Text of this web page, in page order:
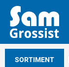
SORTIMENT